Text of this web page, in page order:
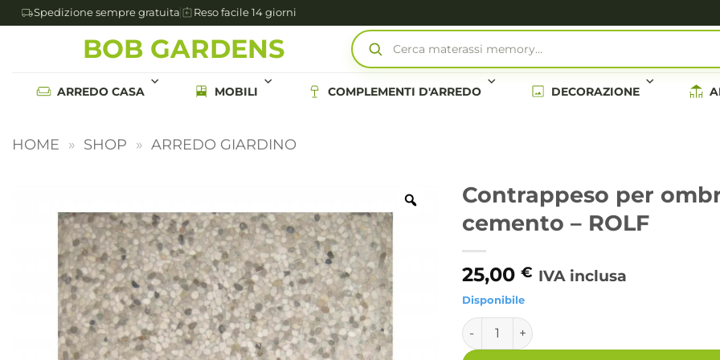
Spedizione sempre gratuita Reso facile 14 giorni
BOB GARDENS Cerca materassi memory…
ARREDO CASA MOBILI COMPLEMENTI D'ARREDO DECORAZIONE
HOME » SHOP » ARREDO GIARDINO
Contrappeso per
cemento – ROLF
25,00 € IVA inclusa
Disponibile
Contrappeso per ombrellone palo laterale
Alternative: